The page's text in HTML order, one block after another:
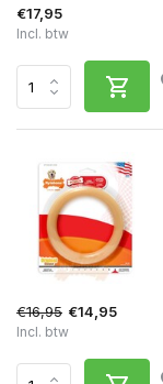
€16,95 €14,95
Incl. btw
€17,95
Incl. btw